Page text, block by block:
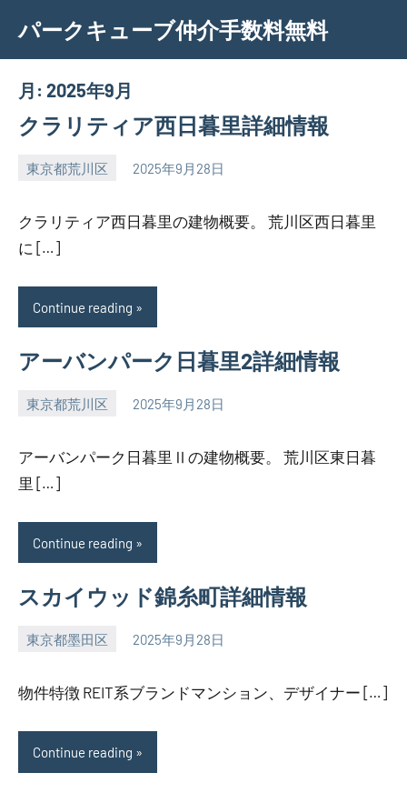
content
パークキューブ仲介手数料無料
月: 2025年9月
クラリティア西日暮里詳細情報
東京都荒川区 2025年9月28日
SEZIMO
クラリティア西日暮里の建物概要。 荒川区西日暮里
に […]
Continue reading
アーバンパーク日暮里2詳細情報
東京都荒川区 2025年9月28日
SEZIMO
アーバンパーク日暮里Ⅱの建物概要。 荒川区東日暮
里 […]
Continue reading
スカイウッド錦糸町詳細情報
東京都墨田区 2025年9月28日
SEZIMO
物件特徴 REIT系ブランドマンション、デザイナー […]
Continue reading